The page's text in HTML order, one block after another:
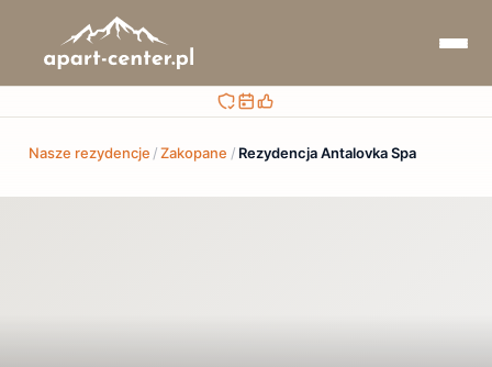
Bezpieczna rezerwacja
Sprawdzaj terminy i ceny
Obsługa przed i po rezerwacji
Nasze rezydencje / Zakopane / Rezydencja Antalovka Spa